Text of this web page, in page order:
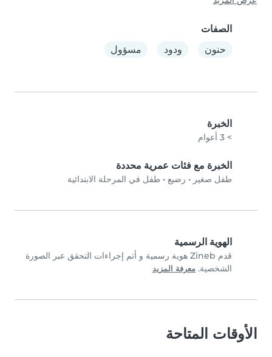
الصفات
حنون
ودود مسؤول
الخبرة
> 3 أعوام
الخبرة مع فئات عمرية محددة
طفل صغير • رضيع • طفل في المرحلة الابتدائية
الهوية الرسمية
قدم Zineb هوية رسمية و أتم إجراءات التحقق عبر الصورة
الشخصية. معرفة المزيد
الأوقات المتاحة